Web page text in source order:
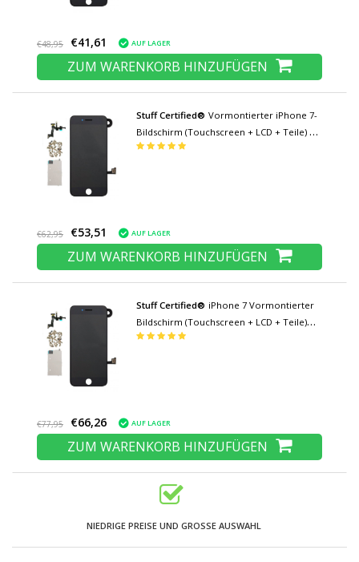
€48,95 €41,61 AUF LAGER
ZUM WARENKORB HINZUFÜGEN
Stuff Certified® Vormontierter iPhone 7-
Bildschirm (Touchscreen + LCD + Teile) AA
+ Qualität - Schwarz
€62,95 €53,51 AUF LAGER
ZUM WARENKORB HINZUFÜGEN
Stuff Certified® iPhone 7 Vormontierter
Bildschirm (Touchscreen + LCD + Teile)
AAA + Qualität - Schwarz
€77,95 €66,26 AUF LAGER
ZUM WARENKORB HINZUFÜGEN
NIEDRIGE PREISE UND GROSSE AUSWAHL